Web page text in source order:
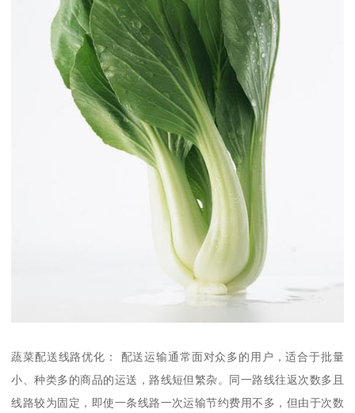
蔬菜配送线路优化： 配送运输通常面对众多的用户，适合于批量
小、种类多的商品的运送，路线短但繁杂。同一路线往返次数多且
线路较为固定，即使一条线路一次运输节约费用不多，但由于次数